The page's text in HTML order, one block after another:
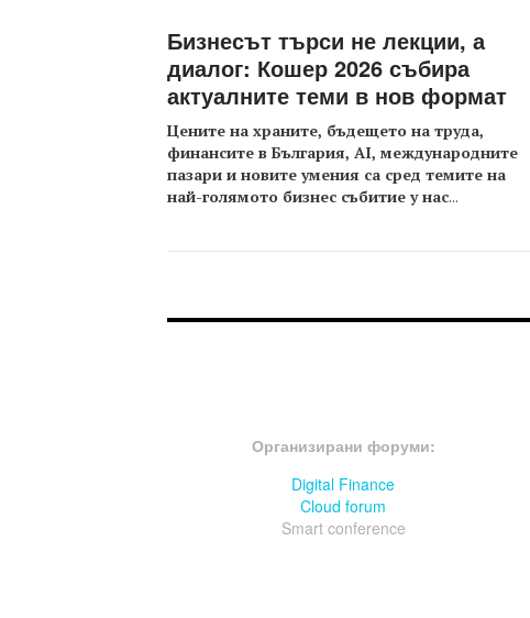
Бизнесът търси не лекции, а
диалог: Кошер 2026 събира
актуалните теми в нов формат
Цените на храните, бъдещето на труда,
финансите в България, AI, международните
пазари и новите умения са сред темите на
най-голямото бизнес събитие у нас...
Организирани форуми:
Digital Finance
Cloud forum
Smart conference